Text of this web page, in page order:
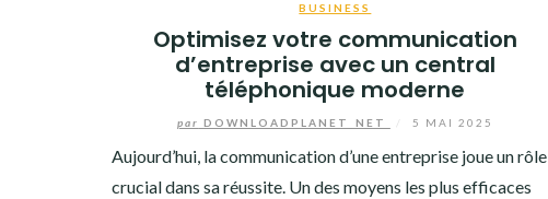
BUSINESS
Optimisez votre communication
d’entreprise avec un central
téléphonique moderne
par DOWNLOADPLANET_NET 5 MAI 2025
Aujourd’hui, la communication d’une entreprise joue un rôle
crucial dans sa réussite. Un des moyens les plus efficaces